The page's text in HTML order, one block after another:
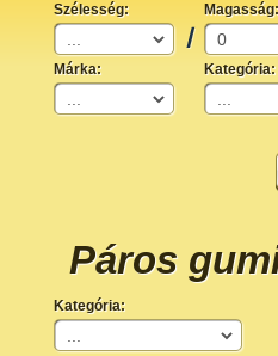
Szélesség: Magasság:
Márka: Kategória:
Páros
Kategória: